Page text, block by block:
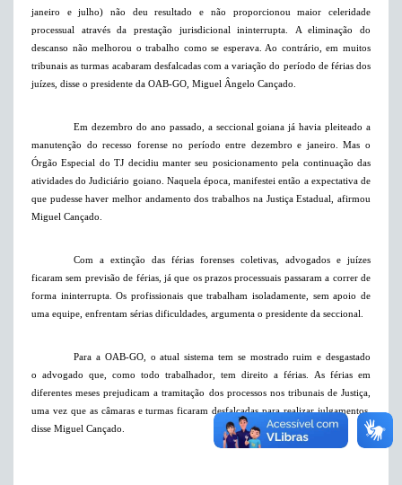
janeiro e julho) não deu resultado e não proporcionou maior celeridade
processual através da prestação jurisdicional ininterrupta. A eliminação do
descanso não melhorou o trabalho como se esperava. Ao contrário, em muitos
tribunais as turmas acabaram desfalcadas com a variação do período de férias dos
juízes, disse o presidente da OAB-GO, Miguel Ângelo Cançado.
Em dezembro do ano passado, a seccional goiana já havia pleiteado a
manutenção do recesso forense no período entre dezembro e janeiro. Mas o
Órgão Especial do TJ decidiu manter seu posicionamento pela continuação das
atividades do Judiciário goiano. Naquela época, manifestei então a expectativa de
que pudesse haver melhor andamento dos trabalhos na Justiça Estadual, afirmou
Miguel Cançado.
Com a extinção das férias forenses coletivas, advogados e juízes
ficaram sem previsão de férias, já que os prazos processuais passaram a correr de
forma ininterrupta. Os profissionais que trabalham isoladamente, sem apoio de
uma equipe, enfrentam sérias dificuldades, argumenta o presidente da seccional.
Para a OAB-GO, o atual sistema tem se mostrado ruim e desgastado
o advogado que, como todo trabalhador, tem direito a férias. As férias em
diferentes meses prejudicam a tramitação dos processos nos tribunais de Justiça,
uma vez que as câmaras e turmas ficaram desfalcadas para realizar julgamentos,
disse Miguel Cançado.